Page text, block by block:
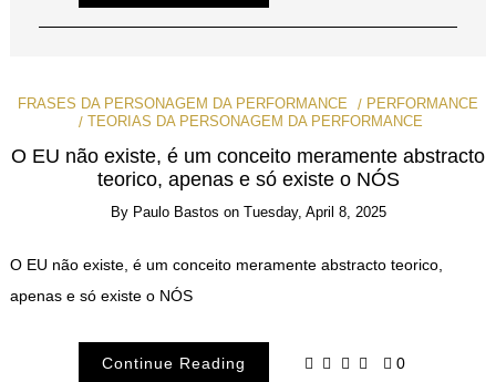
FRASES DA PERSONAGEM DA PERFORMANCE
PERFORMANCE
TEORIAS DA PERSONAGEM DA PERFORMANCE
O EU não existe, é um conceito meramente abstracto
teorico, apenas e só existe o NÓS
By Paulo Bastos on Tuesday, April 8, 2025
O EU não existe, é um conceito meramente abstracto teorico,
apenas e só existe o NÓS
Continue Reading 0